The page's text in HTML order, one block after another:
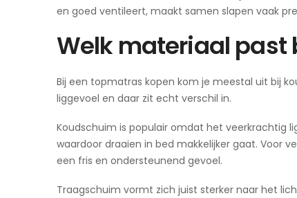
en goed ventileert, maakt samen slapen vaak
Welk materiaal past
Bij een topmatras kopen kom je meestal uit bij
liggevoel en daar zit echt verschil in.
Koudschuim is populair omdat het veerkrachtig
waardoor draaien in bed makkelijker gaat. Voor
een fris en ondersteunend gevoel.
Traagschuim vormt zich juist sterker naar het